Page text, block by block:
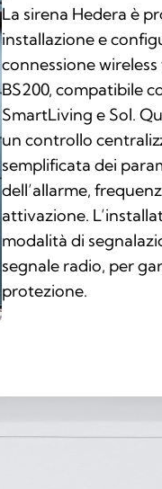
La sirena Hedera è
installazione e
connessione
BS200, compatibile
SmartLiving e Sol.
un controllo
semplificata dei
dell’allarme,
attivazione.
modalità di
segnale radio, per
protezione.